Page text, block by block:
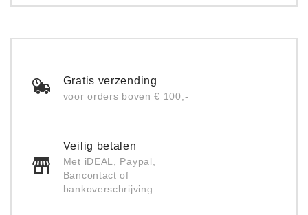
Gratis verzending
voor orders boven € 100,-
Veilig betalen
Met iDEAL, Paypal,
Bancontact of
bankoverschrijving